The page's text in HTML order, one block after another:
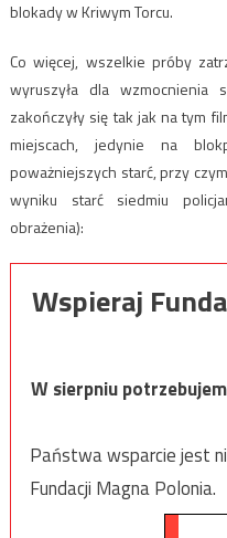
blokady w Kriwym Torcu.
Co więcej, wszelkie próby
wyruszyła dla wzmocnienia
zakończyły się tak jak na tym
miejscach, jedynie na
poważniejszych starć, przy
wyniku starć siedmiu
obrażenia):
Wspieraj
W sierpniu
Państwa wsparcie jest
Fundacji Magna Polonia.